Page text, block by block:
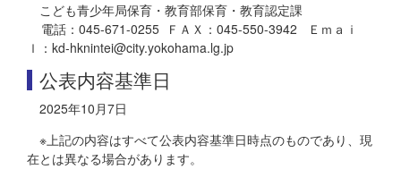
こども青少年局保育・教育部保育・教育認定課
電話：045-671-0255 ＦＡＸ：045-550-3942 Ｅｍａｉ
ｌ：kd-hknintei@city.yokohama.lg.jp
公表内容基準日
2025年10月7日
※上記の内容はすべて公表内容基準日時点のものであり、現
在とは異なる場合があります。